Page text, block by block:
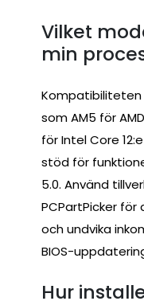
Vilket
min
Kompatibiliteten
som AM5 för
för Intel Core
stöd för
5.0. Använd
PCPartPicker
och undvika
BIOS-
Hur